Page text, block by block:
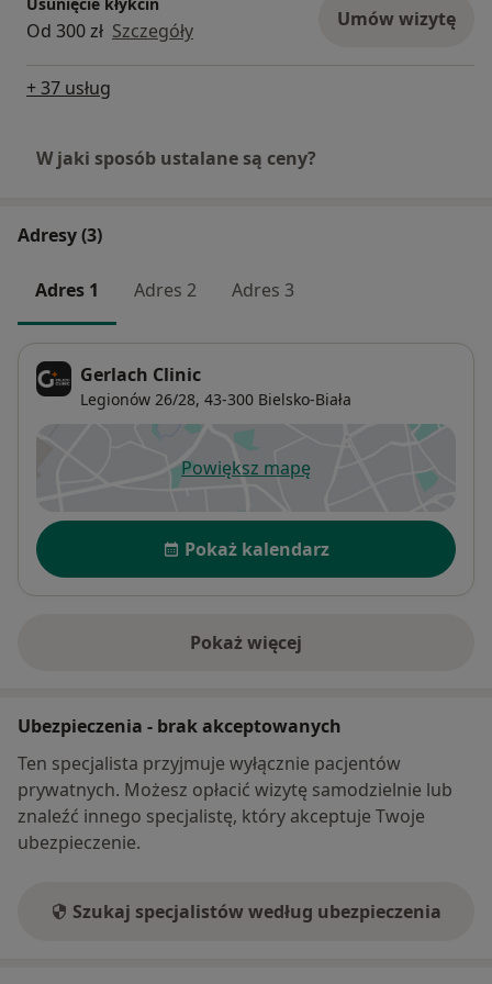
Od 300 zł Szczegóły Umów wizytę
+ 37 usług
W jaki sposób ustalane są ceny?
Adresy (3)
Adres 1 Adres 2 Adres 3
Gerlach Clinic
Legionów 26/28, 43-300 Bielsko-Biała
Powiększ mapęotwiera się w nowej karcie
Dostępność
Pokaż kalendarz
Pokaż więcej
o adresie
Ubezpieczenia - brak akceptowanych
Ten specjalista przyjmuje wyłącznie pacjentów
prywatnych. Możesz opłacić wizytę samodzielnie lub
znaleźć innego specjalistę, który akceptuje Twoje
ubezpieczenie.
Szukaj specjalistów według ubezpieczenia